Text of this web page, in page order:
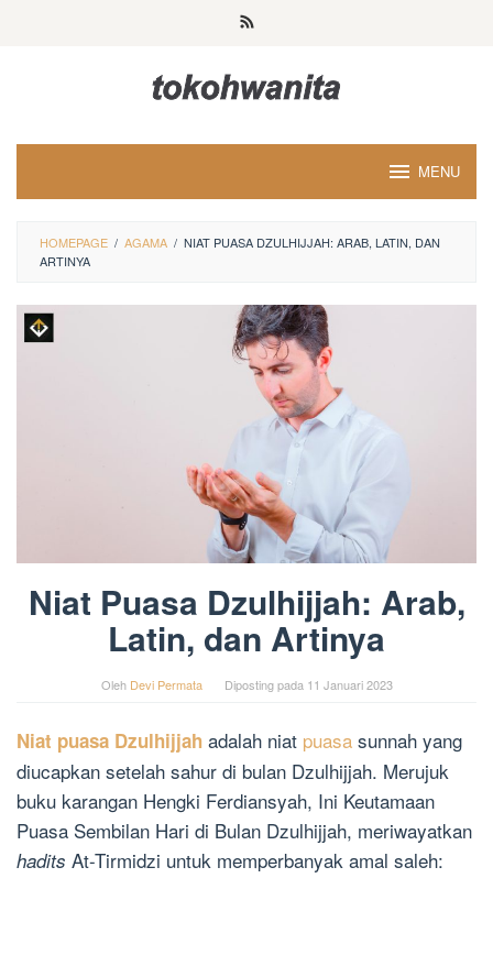
MENU
HOMEPAGE / AGAMA / NIAT PUASA DZULHIJJAH: ARAB, LATIN, DAN
ARTINYA
Niat Puasa Dzulhijjah: Arab,
Latin, dan Artinya
Oleh Devi Permata Diposting pada 11 Januari 2023
Niat puasa Dzulhijjah adalah niat puasa sunnah yang
diucapkan setelah sahur di bulan Dzulhijjah. Merujuk
buku karangan Hengki Ferdiansyah, Ini Keutamaan
Puasa Sembilan Hari di Bulan Dzulhijjah, meriwayatkan
hadits At-Tirmidzi untuk memperbanyak amal saleh: